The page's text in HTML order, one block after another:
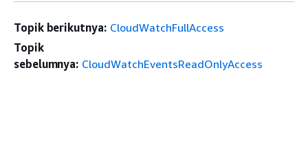
Topik berikutnya: CloudWatchFullAccess
Topik
sebelumnya: CloudWatchEventsReadOnlyAccess